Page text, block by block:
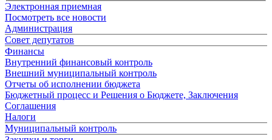
Электронная приемная
Посмотреть все новости
Администрация
Совет депутатов
Финансы
Внутренний финансовый контроль
Внешний муниципальный контроль
Отчеты об исполнении бюджета
Бюджетный процесс и Решения о Бюджете, Заключения
Соглашения
Налоги
Муниципальный контроль